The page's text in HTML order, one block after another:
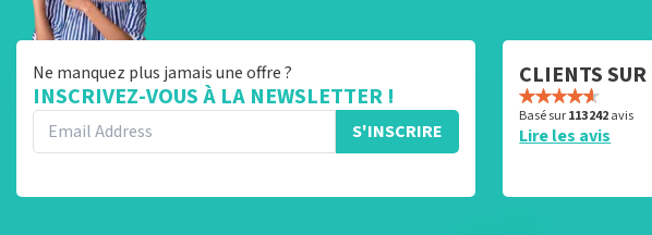
Ne manquez plus jamais une offre ?
INSCRIVEZ-VOUS À LA NEWSLETTER !
S'INSCRIRE
CLIENTS
Basé sur113 242avis
Lire les avis